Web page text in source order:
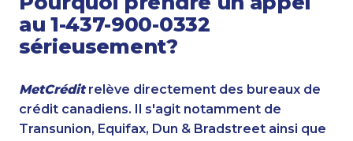
au 1-437-900-0332
sérieusement?
MetCréditrelève directement des bureaux de
crédit canadiens. Il s'agit notamment de
Transunion, Equifax, Dun & Bradstreet ainsi que